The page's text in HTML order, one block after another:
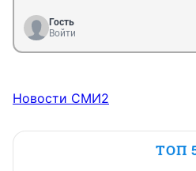
Гость
Войти
Новости СМИ2
ТОП